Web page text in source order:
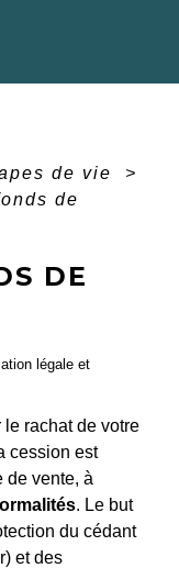
de vie
>
de
DE
légale et
rachat de votre
cession est
de vente, à
. Le but
du cédant
et des